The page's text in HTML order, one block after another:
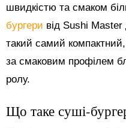
швидкістю та смаком
бургери від Sushi Master
такий самий компактний,
за смаковим профілем
ролу.
Що таке суші-